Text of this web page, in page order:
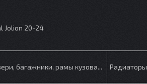
Jolion 20-24
багажники, рамы кузова... Радиаторы